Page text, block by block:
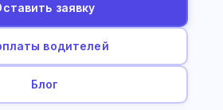
заявку
водителей
Блог